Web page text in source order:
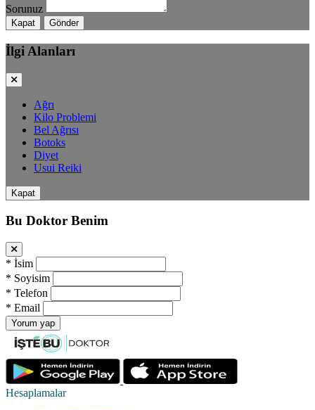
Sorunuz
Kapat Gönder
İlgi Alanları
Ağrı
Kilo Problemi
Bel Ağrısı
Botoks
Diyet
Usui Reiki
Kapat
Bu Doktor Benim
* İsim
* Soyisim
* Telefon
* Email
Yorum yap
Hesaplamalar